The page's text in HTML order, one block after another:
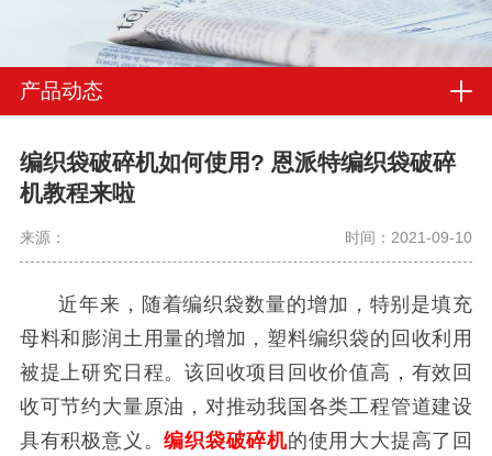
产品动态
编织袋破碎机如何使用? 恩派特编织袋破碎
机教程来啦
来源： 时间：2021-09-10
近年来，随着编织袋数量的增加，特别是填充
母料和膨润土用量的增加，塑料编织袋的回收利用
被提上研究日程。该回收项目回收价值高，有效回
收可节约大量原油，对推动我国各类工程管道建设
具有积极意义。编织袋破碎机的使用大大提高了回